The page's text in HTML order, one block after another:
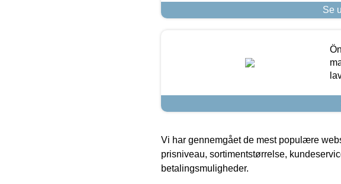
Se
Vi har gennemgået de mest populære
prisniveau, sortimentstørrelse,
betalingsmuligheder.